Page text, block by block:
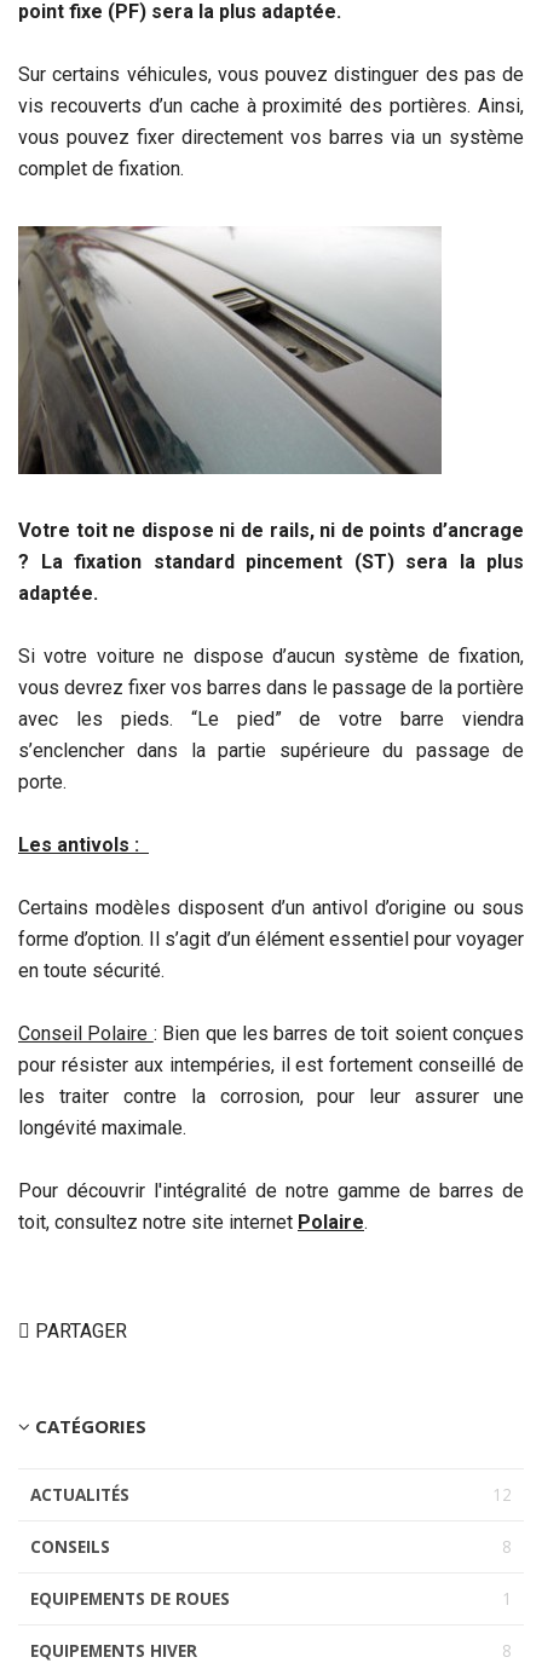
point fixe (PF) sera la plus adaptée.
Sur certains véhicules, vous pouvez distinguer des pas de
vis recouverts d’un cache à proximité des portières. Ainsi,
vous pouvez fixer directement vos barres via un système
complet de fixation.
Votre toit ne dispose ni de rails, ni de points d’ancrage
? La fixation standard pincement (ST) sera la plus
adaptée.
Si votre voiture ne dispose d’aucun système de fixation,
vous devrez fixer vos barres dans le passage de la portière
avec les pieds. “Le pied” de votre barre viendra
s’enclencher dans la partie supérieure du passage de
porte.
Les antivols :
Certains modèles disposent d’un antivol d’origine ou sous
forme d’option. Il s’agit d’un élément essentiel pour voyager
en toute sécurité.
Conseil Polaire : Bien que les barres de toit soient conçues
pour résister aux intempéries, il est fortement conseillé de
les traiter contre la corrosion, pour leur assurer une
longévité maximale.
Pour découvrir l'intégralité de notre gamme de barres de
toit, consultez notre site internet Polaire.
PARTAGER
CATÉGORIES
ACTUALITÉS 12
CONSEILS 8
EQUIPEMENTS DE ROUES 1
EQUIPEMENTS HIVER 8